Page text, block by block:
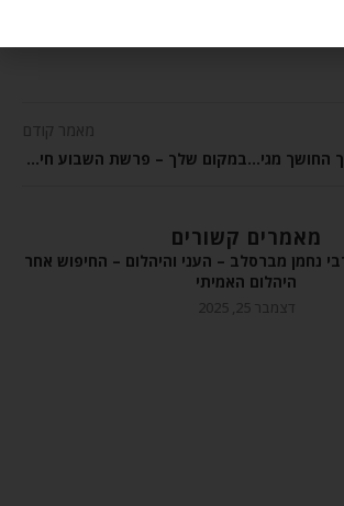
לפעמים דווקא מתוך החושך מגיע האור – פרשת וירא
מאמר קודם
במקום שלך – פרשת השבוע חיי שרה
מאמרים קשורים
נחמן מברסלב – העני והיהלום – החיפוש אחר
היהלום האמיתי
דצמבר 25, 2025